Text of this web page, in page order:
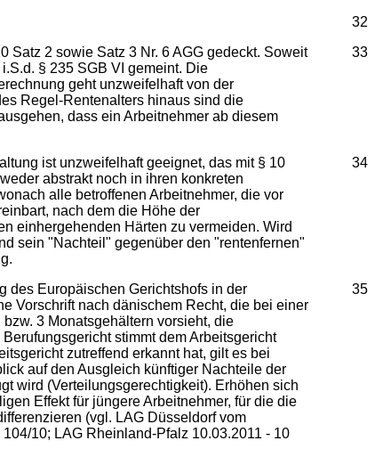
32
33
Satz 2 sowie Satz 3 Nr. 6 AGG gedeckt. Soweit
§ 235 SGB VI gemeint. Die
geht unzweifelhaft von der
Regel-Rentenalters hinaus sind die
dass ein Arbeitnehmer ab diesem
34
ist unzweifelhaft geeignet, das mit § 10
abstrakt noch in ihren konkreten
alle betroffenen Arbeitnehmer, die vor
nach dem die Höhe der
einhergehenden Härten zu vermeiden. Wird
sein "Nachteil" gegenüber den "rentenfernen"
35
des Europäischen Gerichtshofs in der
Vorschrift nach dänischem Recht, die bei einer
3 Monatsgehältern vorsieht, die
stimmt dem Arbeitsgericht
zutreffend erkannt hat, gilt es bei
auf den Ausgleich künftiger Nachteile der
wird (Verteilungsgerechtigkeit). Erhöhen sich
Effekt für jüngere Arbeitnehmer, für die die
(vgl. LAG Düsseldorf vom
10; LAG Rheinland-Pfalz 10.03.2011 - 10